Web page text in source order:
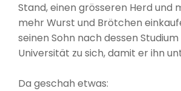
Stand, einen grösseren Herd und
mehr Wurst und Brötchen
seinen Sohn nach dessen
Universität zu sich, damit er ihn
Da geschah etwas: